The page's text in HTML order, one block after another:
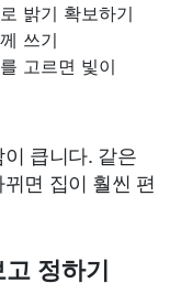
밝기 확보하기
쓰기
고르면 빛이
큽니다. 같은
면 집이 훨씬 편
정하기